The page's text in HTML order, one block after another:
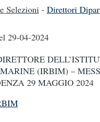
Selezioni- Direttori
29-04-2024
(IRBIM) –
29 MAGGIO 2024